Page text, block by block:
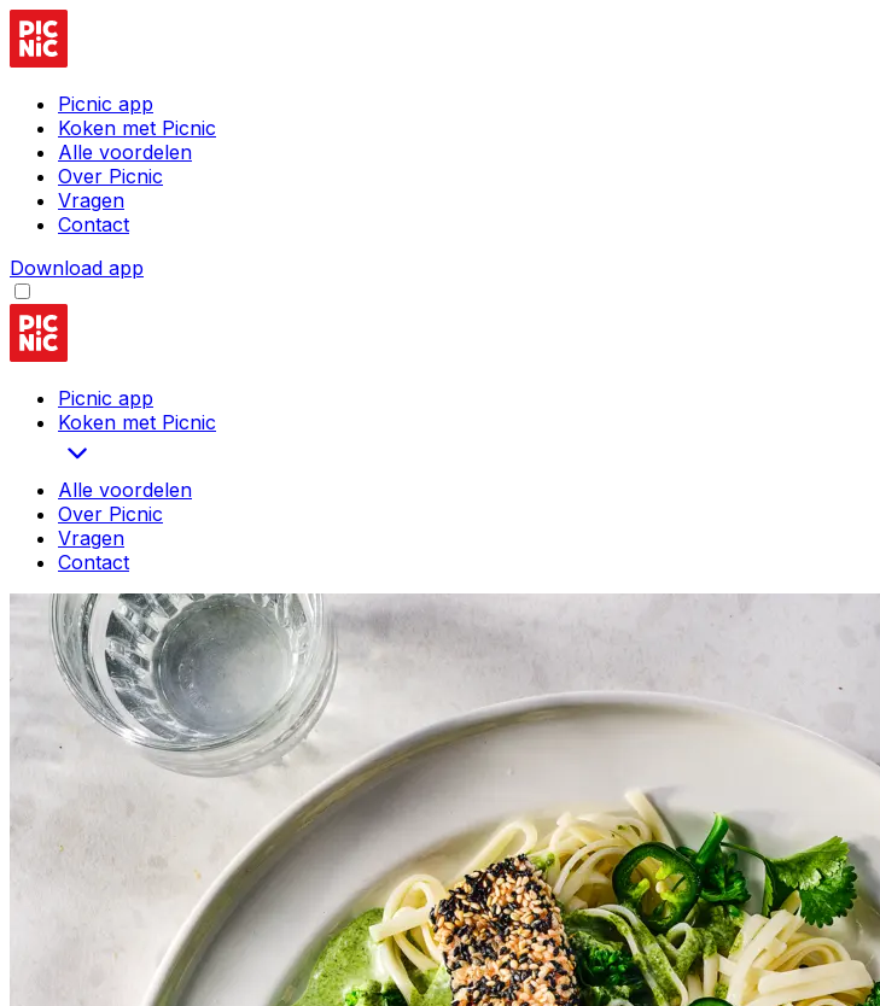
Picnic app
Koken met Picnic
Alle voordelen
Over Picnic
Vragen
Contact
Download app
Picnic app
Koken met Picnic
Alle voordelen
Over Picnic
Vragen
Contact